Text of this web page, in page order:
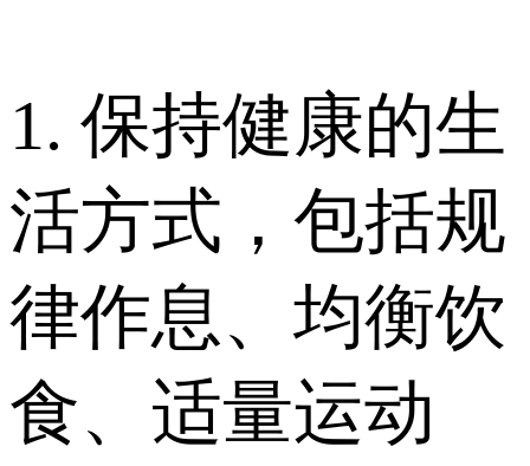
1. 保持健康的生
活方式，包括规
律作息、均衡饮
食、适量运动